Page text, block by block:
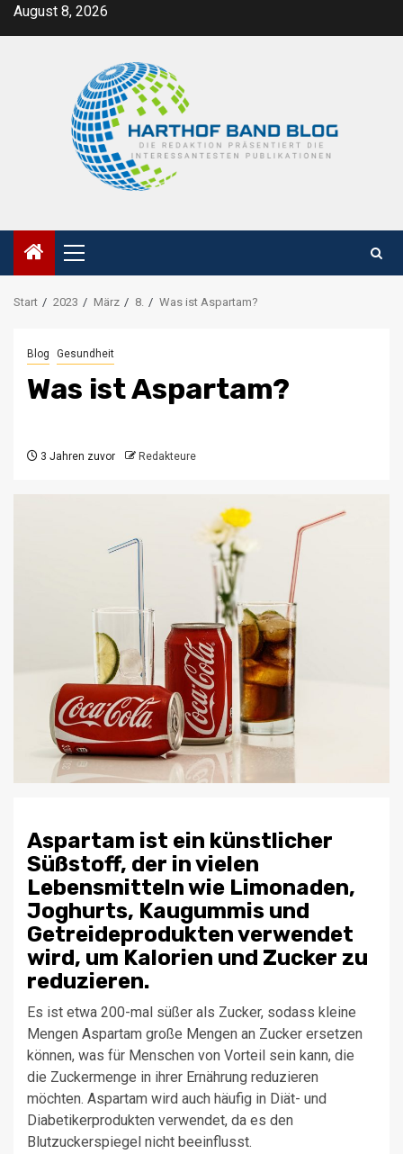
ZumAugust 8, 2026
Primäres
Menü
Start 2023 März 8. Was ist Aspartam?
Blog Gesundheit
Was ist Aspartam?
3 Jahren zuvor Redakteure
Aspartam ist ein künstlicher
Süßstoff, der in vielen
Lebensmitteln wie Limonaden,
Joghurts, Kaugummis und
Getreideprodukten verwendet
wird, um Kalorien und Zucker zu
reduzieren.
Es ist etwa 200-mal süßer als Zucker, sodass kleine
Mengen Aspartam große Mengen an Zucker ersetzen
können, was für Menschen von Vorteil sein kann, die
die Zuckermenge in ihrer Ernährung reduzieren
möchten. Aspartam wird auch häufig in Diät- und
Diabetikerprodukten verwendet, da es den
Blutzuckerspiegel nicht beeinflusst.